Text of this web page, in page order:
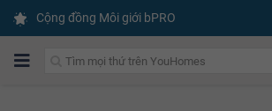
Cộng đồng Môi giới bPRO